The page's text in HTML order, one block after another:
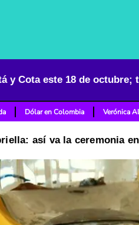
Dólar en Colombia Verónica
así va la ceremonia